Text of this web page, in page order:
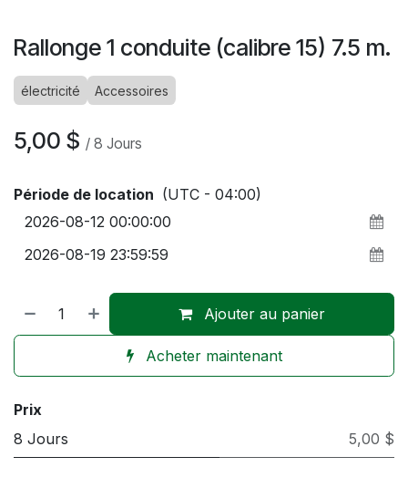
Rallonge 1 conduite (calibre 15) 7.5 m.
électricité Accessoires
5,00 $ / 8 Jours
Période de location (UTC - 04:00)
Ajouter au panier
Acheter maintenant
Prix
8 Jours
5,00 $